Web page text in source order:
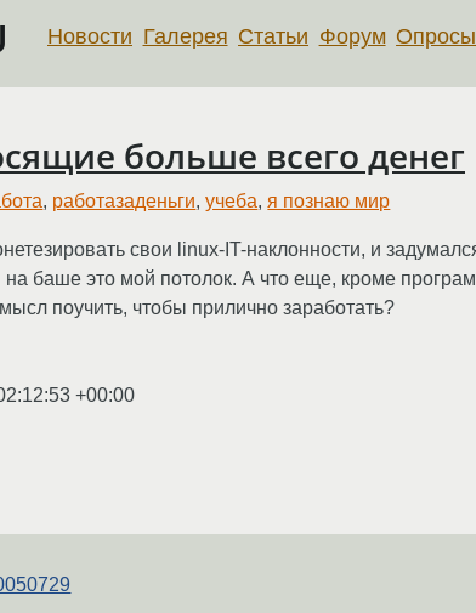
Новости Галерея Статьи Форум Опросы
больше всего денег
, работазаденьги,учеба, я познаю мир
свои linux-IT-наклонности, и
баше это мой потолок. А что еще, кроме
поучить, чтобы прилично заработать?
+00:00